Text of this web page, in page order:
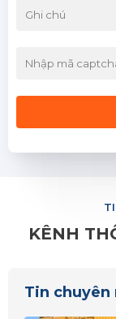
Bình Thuận
KÊNH
Tin chuyên